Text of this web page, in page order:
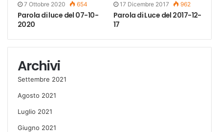
7 Ottobre 2020 654
Parola di luce del 07-10-
2020
17 Dicembre 2017 962
Parola di Luce del 2017-12-
17
Archivi
Settembre 2021
Agosto 2021
Luglio 2021
Giugno 2021